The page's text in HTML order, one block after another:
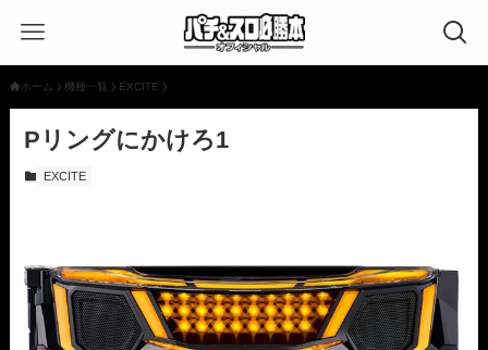
ホーム 機種一覧 EXCITE
Pリングにかけろ1
EXCITE